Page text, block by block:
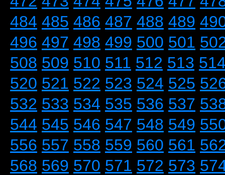
484 485 486 487 488 489
496 497 498 499 500 501
508 509 510 511 512 513
520 521 522 523 524 525
532 533 534 535 536 537
544 545 546 547 548 549
556 557 558 559 560 561
568 569 570 571 572 573